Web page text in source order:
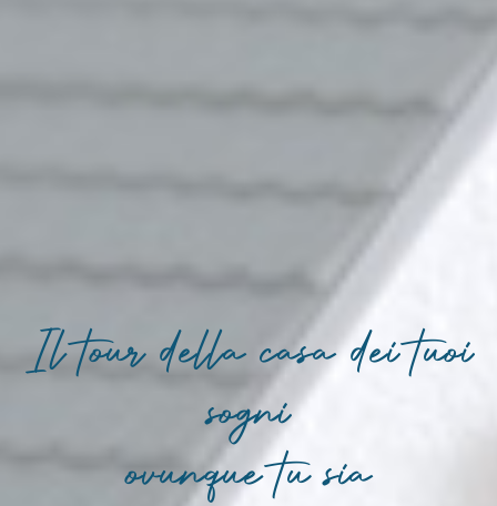
Il tour della casa dei tuoi
sogni
ovunque tu sia